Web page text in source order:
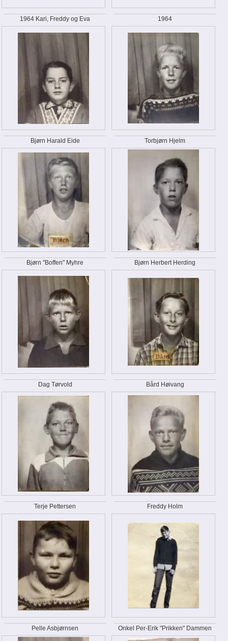
1964 Kari, Freddy og Eva 1964
Bjørn Harald Eide Torbjørn Hjelm
Bjørn "Boffen" Myhre Bjørn Herbert Herding
Dag Tørvold Bård Høivang
Terje Pettersen Freddy Holm
Pelle Asbjørnsen Onkel Per-Erik "Prikken" Dammen